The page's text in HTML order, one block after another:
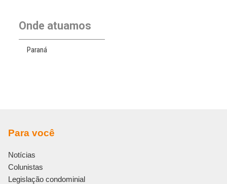
Onde atuamos
Paraná
Para você
Notícias
Colunistas
Legislação condominial